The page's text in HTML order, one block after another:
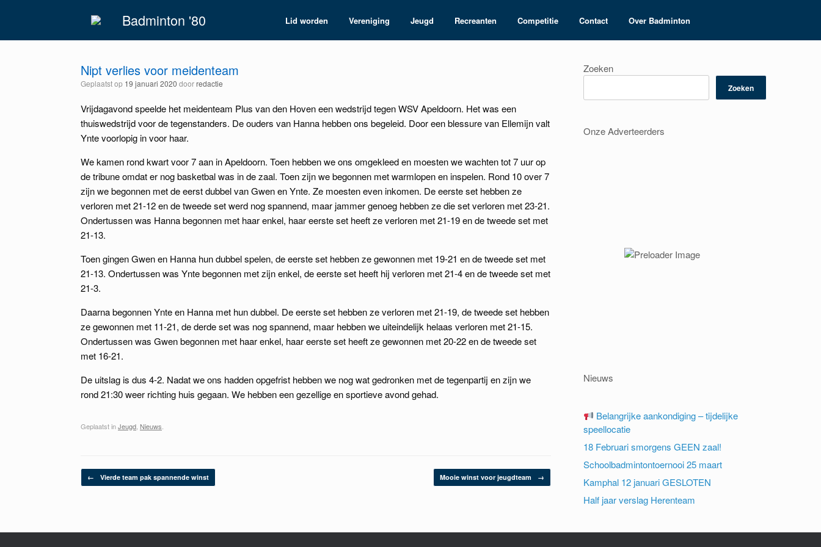
Badminton '80 Lid worden Vereniging Jeugd Recreanten Competitie Contact Over Badminton
Nipt verlies voor meidenteam
Geplaatst op 19 januari 2020 doorredactie
Vrijdagavond speelde het meidenteam Plus van den Hoven een wedstrijd tegen WSV Apeldoorn. Het was een
thuiswedstrijd voor de tegenstanders. De ouders van Hanna hebben ons begeleid. Door een blessure van Ellemijn valt
Ynte voorlopig in voor haar.
We kamen rond kwart voor 7 aan in Apeldoorn. Toen hebben we ons omgekleed en moesten we wachten tot 7 uur op
de tribune omdat er nog basketbal was in de zaal. Toen zijn we begonnen met warmlopen en inspelen. Rond 10 over 7
zijn we begonnen met de eerst dubbel van Gwen en Ynte. Ze moesten even inkomen. De eerste set hebben ze
verloren met 21-12 en de tweede set werd nog spannend, maar jammer genoeg hebben ze die set verloren met 23-21.
Ondertussen was Hanna begonnen met haar enkel, haar eerste set heeft ze verloren met 21-19 en de tweede set met
21-13.
Toen gingen Gwen en Hanna hun dubbel spelen, de eerste set hebben ze gewonnen met 19-21 en de tweede set met
21-13. Ondertussen was Ynte begonnen met zijn enkel, de eerste set heeft hij verloren met 21-4 en de tweede set met
21-3.
Daarna begonnen Ynte en Hanna met hun dubbel. De eerste set hebben ze verloren met 21-19, de tweede set hebben
ze gewonnen met 11-21, de derde set was nog spannend, maar hebben we uiteindelijk helaas verloren met 21-15.
Ondertussen was Gwen begonnen met haar enkel, haar eerste set heeft ze gewonnen met 20-22 en de tweede set
met 16-21.
De uitslag is dus 4-2. Nadat we ons hadden opgefrist hebben we nog wat gedronken met de tegenpartij en zijn we
rond 21:30 weer richting huis gegaan. We hebben een gezellige en sportieve avond gehad.
Geplaatst inJeugd Nieuws
Berichtnavigatie
← Vierde team pak spannende winst Mooie winst voor jeugdteam →
Zoeken
Zoeken
Onze Adverteerders
Nieuws
Belangrijke aankondiging – tijdelijke
speellocatie
18 Februari smorgens GEEN zaal!
Schoolbadmintontoernooi 25 maart
Kamphal 12 januari GESLOTEN
Half jaar verslag Herenteam